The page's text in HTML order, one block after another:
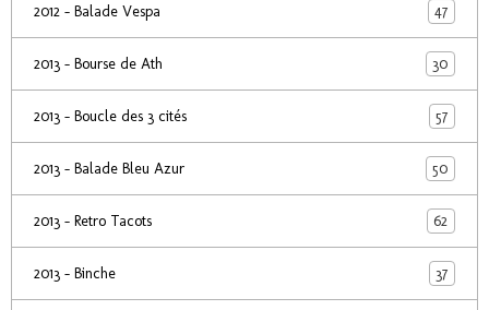
2012 - Balade Vespa 47
2013 - Bourse de Ath 30
2013 - Boucle des 3 cités 57
2013 - Balade Bleu Azur 50
2013 - Retro Tacots 62
2013 - Binche 37